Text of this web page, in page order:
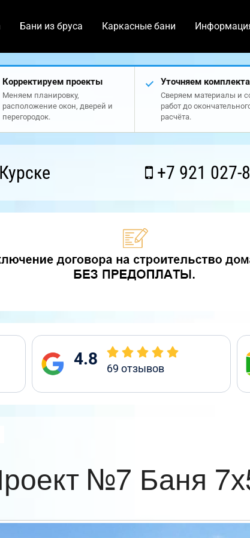
Бани из бруса Каркасные бани
Корректируем проекты
Меняем планировку,
расположение окон, дверей и
перегородок.
Уточняем
Сверяем материалы и
работ до
расчёта.
+7 921 027-
4.8 69 отзывов
№7 Баня